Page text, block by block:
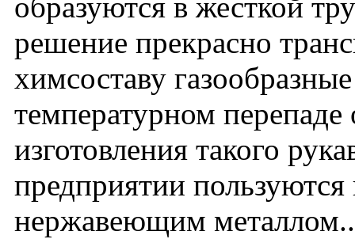
образуются в жесткой
решение прекрасно
химсоставу
температурном
изготовления такого
предприятии
нержавеющим